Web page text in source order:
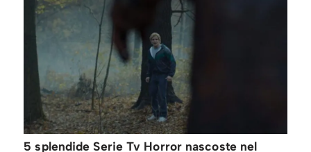
5 splendide Serie Tv Horror nascoste nel